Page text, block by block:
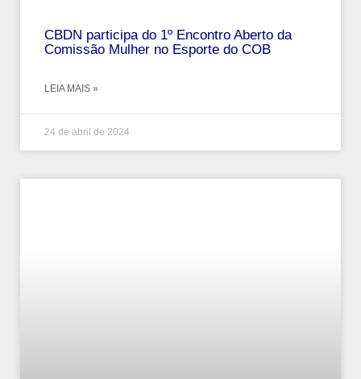
CBDN participa do 1º Encontro Aberto da
Comissão Mulher no Esporte do COB
LEIA MAIS »
24 de abril de 2024